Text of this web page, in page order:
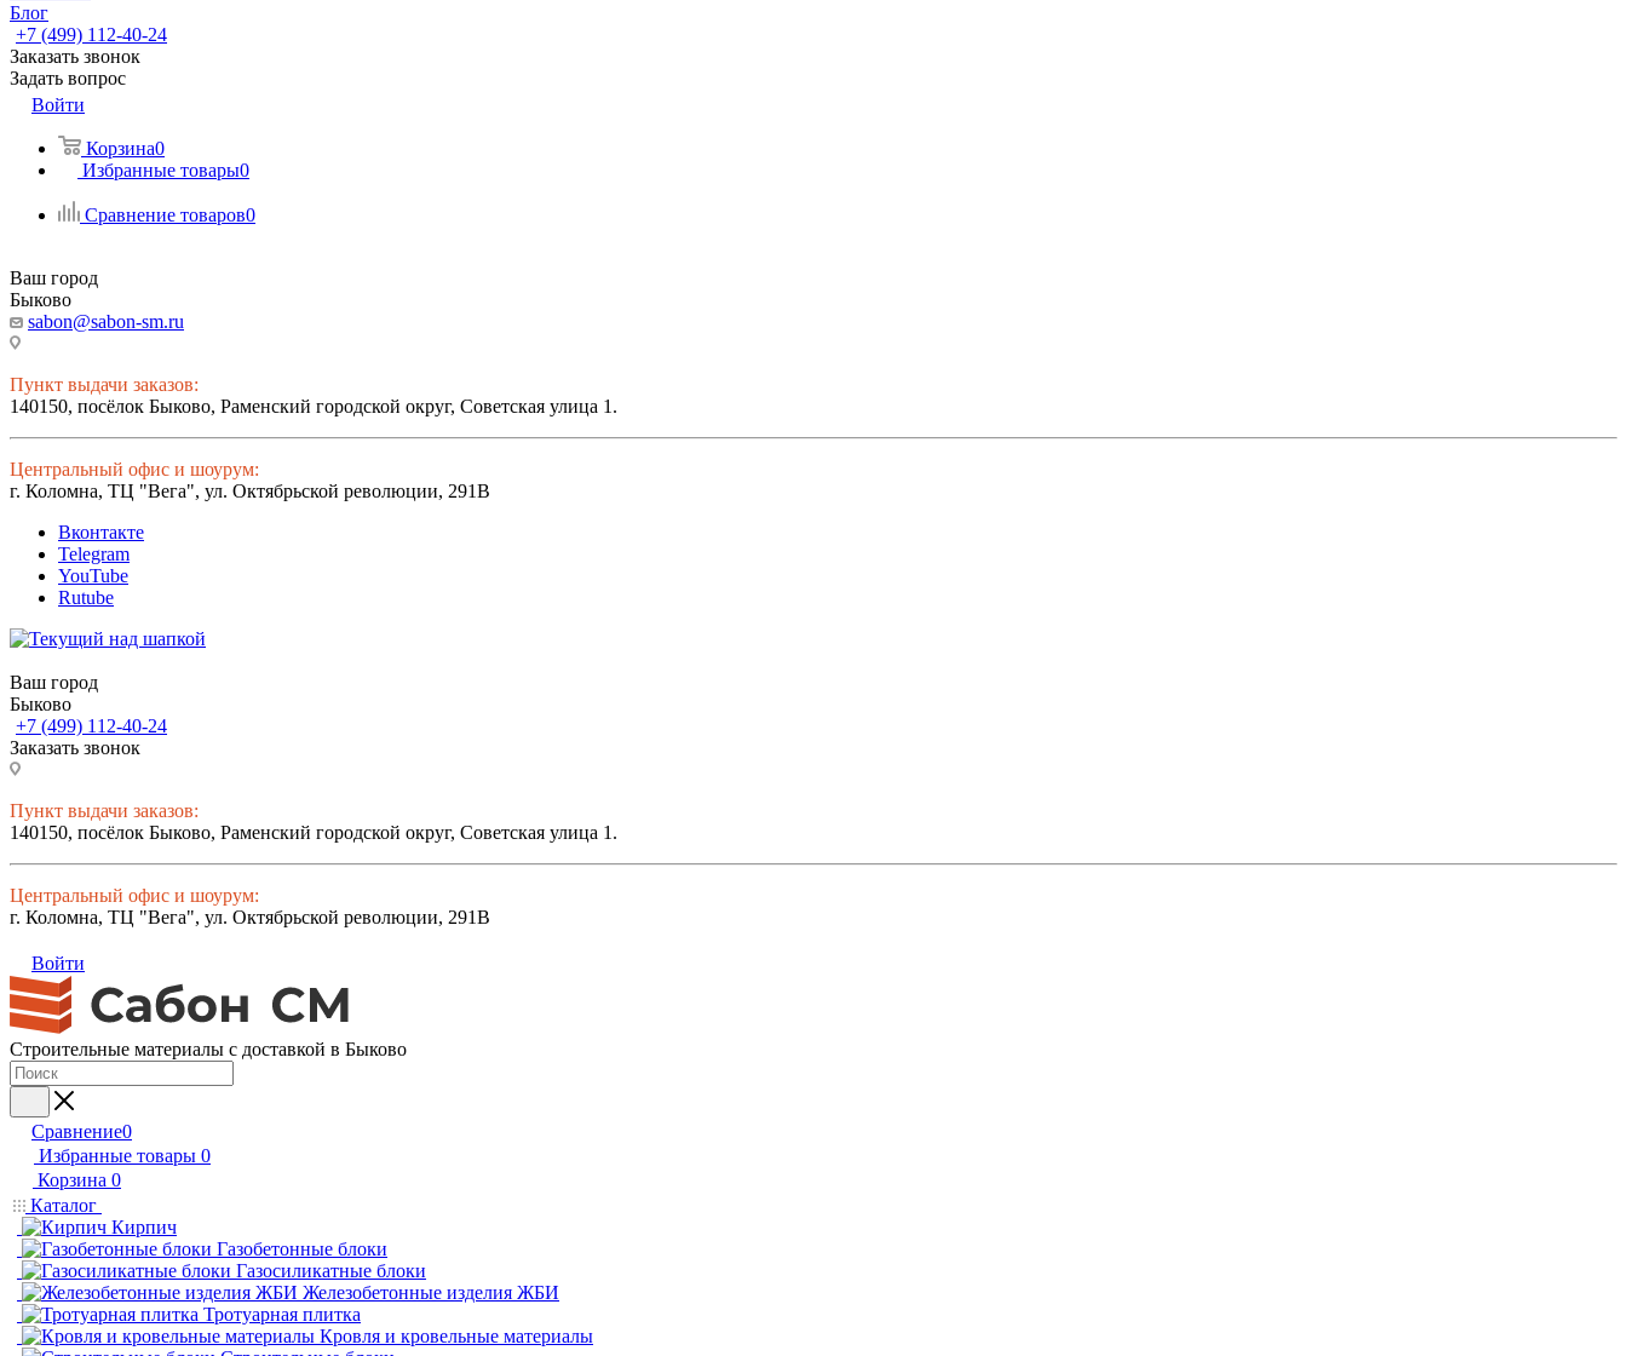
Блог
+7 (499) 112-40-24
Заказать звонок
Задать вопрос
Войти
Корзина0
Избранные товары0
Сравнение товаров0
Ваш город
Быково
sabon@sabon-sm.ru
Пункт выдачи заказов:
140150, посёлок Быково, Раменский городской округ, Советская улица 1.
Центральный офис и шоурум:
г. Коломна, ТЦ "Вега", ул. Октябрьской революции, 291В
Вконтакте
Telegram
YouTube
Rutube
Ваш город
Быково
+7 (499) 112-40-24
Заказать звонок
Пункт выдачи заказов:
140150, посёлок Быково, Раменский городской округ, Советская улица 1.
Центральный офис и шоурум:
г. Коломна, ТЦ "Вега", ул. Октябрьской революции, 291В
Войти
Строительные материалы с доставкой в Быково
Сравнение0
Избранные товары 0
Корзина 0
Каталог
Кирпич
Газобетонные блоки
Газосиликатные блоки
Железобетонные изделия ЖБИ
Тротуарная плитка
Кровля и кровельные материалы